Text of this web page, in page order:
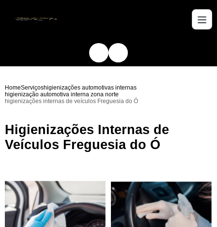
HomeServiçoshigienizações automotivas internas
higienização automotiva interna zona norte
higienizações internas de veículos Freguesia do Ó
Higienizações Internas de
Veículos Freguesia do Ó